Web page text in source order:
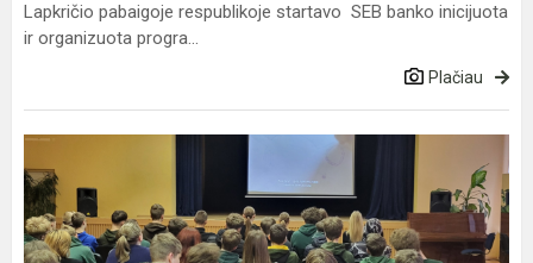
Lapkričio pabaigoje respublikoje startavo SEB banko inicijuota
ir organizuota progra...
Plačiau
Diskusija
patyčių
tema